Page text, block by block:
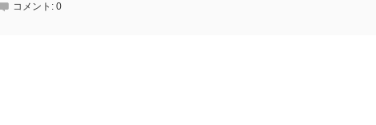
コメント: 0